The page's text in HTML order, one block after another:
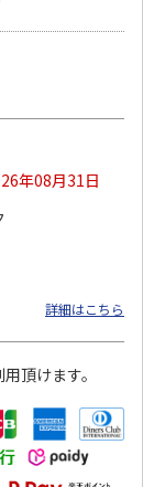
＜お中元＞たかの
越後小千谷へぎそば
５束１０つゆ
5,880円
(送料・税込)
年08月31日
詳細はこちら
頂けます。